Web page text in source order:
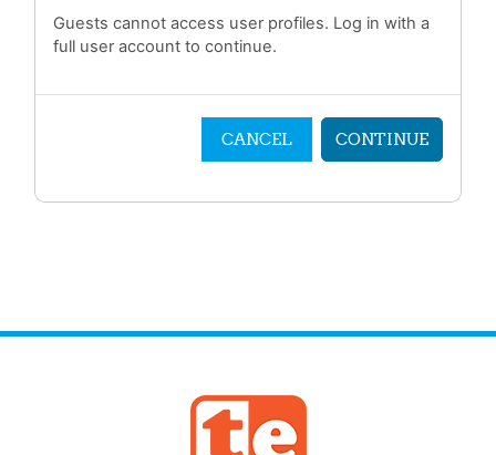
Guests cannot access user profiles. Log in with a
full user account to continue.
CANCEL CONTINUE